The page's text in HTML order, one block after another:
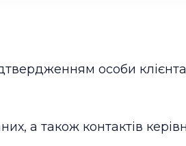
особи
а також контактів